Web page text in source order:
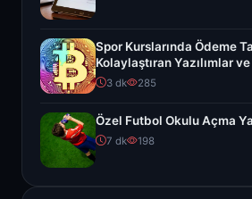
Spor Kurslarında Ödeme
Kolaylaştıran Yazılımlar
3 dk 285
Özel Futbol Okulu Açma
7 dk 198